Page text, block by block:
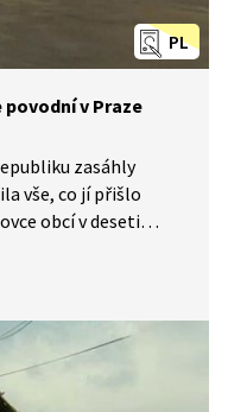
PL
povodní v Praze
zasáhly
vše, co jí přišlo
obcí v deseti
především
stoupala hladina